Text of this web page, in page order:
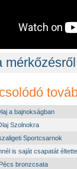
mérkőzésről
a bajnokságban
Szolnokra
Sportcsarnok
is saját csapatát éltette
bronzcsata